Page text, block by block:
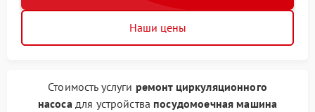
Наши цены
Стоимость услуги ремонт циркуляционного
насоса для устройства посудомоечная машина